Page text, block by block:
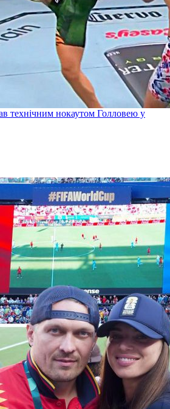
технічним нокаутом Голловею у